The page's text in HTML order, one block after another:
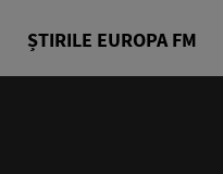
ȘTIRILE EUROPA FM